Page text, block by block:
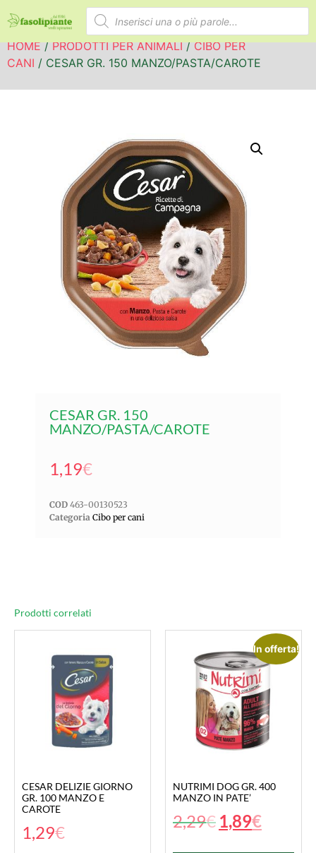
HOME/PRODOTTI PER ANIMALI/CIBO PER
CANI / CESAR GR. 150 MANZO/PASTA/CAROTE
CESAR GR. 150
MANZO/PASTA/CAROTE
1,19€
COD 463-00130523
Categoria Cibo per cani
Prodotti correlati
CESAR DELIZIE GIORNO
GR. 100 MANZO E
CAROTE
1,29€
In offerta!
NUTRIMI DOG GR. 400
MANZO IN PATE’
2,29€ 1,89€